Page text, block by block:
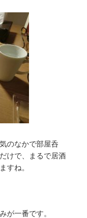
のなかで部屋呑
けで、まるで居酒
すね。
が一番です。